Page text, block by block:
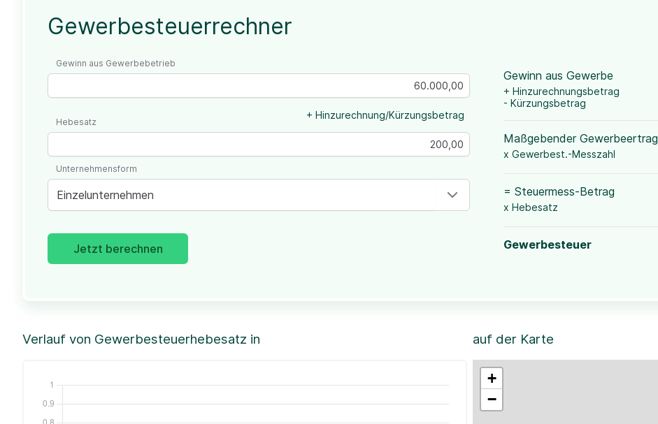
Gewerbesteuerrechner
Gewinn aus Gewerbebetrieb
+ Hinzurechnung/Kürzungsbetrag
Hebesatz
Einzelunternehmen
Unternehmensform
Jetzt berechnen
Gewinn aus Gewerbe
+ Hinzurechnungsbetrag
- Kürzungsbetrag
Maßgebender Gewerbeertrag
x Gewerbest.-Messzahl
= Steuermess-Betrag
x Hebesatz
Gewerbesteuer
Verlauf von Gewerbesteuerhebesatz in auf der Karte
+
−